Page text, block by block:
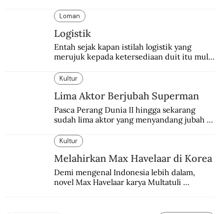
Balai Budaya selaku tempat bersejarah
dalam dunia seni-budaya bangsa.
Loman
Logistik
Entah sejak kapan istilah logistik yang
merujuk kepada ketersediaan duit itu mulai
Kultur
Lima Aktor Berjubah Superman
Pasca Perang Dunia II hingga sekarang
sudah lima aktor yang menyandang jubah
para penggemarnya?
Kultur
Melahirkan Max Havelaar di Korea
Demi mengenal Indonesia lebih dalam,
novel Max Havelaar karya Multatuli